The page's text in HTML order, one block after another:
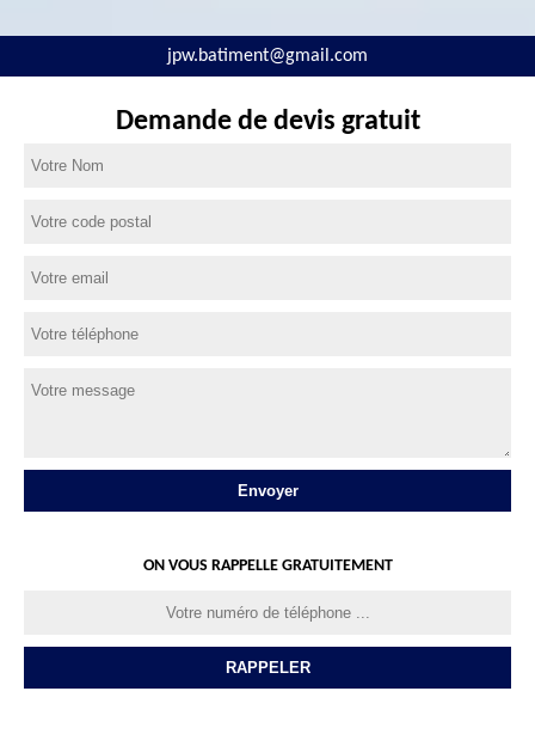
jpw.batiment@gmail.com
Demande de devis gratuit
ON VOUS RAPPELLE GRATUITEMENT